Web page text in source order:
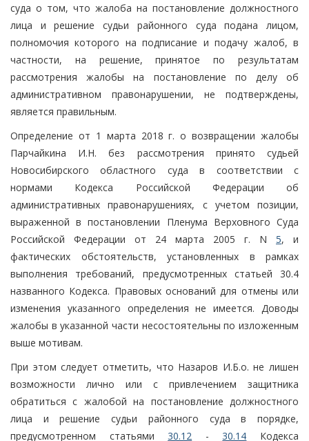
суда о том, что жалоба на постановление должностного
лица и решение судьи районного суда подана лицом,
полномочия которого на подписание и подачу жалоб, в
частности, на решение, принятое по результатам
рассмотрения жалобы на постановление по делу об
административном правонарушении, не подтверждены,
является правильным.
Определение от 1 марта 2018 г. о возвращении жалобы
Парчайкина И.Н. без рассмотрения принято судьей
Новосибирского областного суда в соответствии с
нормами Кодекса Российской Федерации об
административных правонарушениях, с учетом позиции,
выраженной в постановлении Пленума Верховного Суда
Российской Федерации от 24 марта 2005 г. N 5, и
фактических обстоятельств, установленных в рамках
выполнения требований, предусмотренных статьей 30.4
названного Кодекса. Правовых оснований для отмены или
изменения указанного определения не имеется. Доводы
жалобы в указанной части несостоятельны по изложенным
выше мотивам.
При этом следует отметить, что Назаров И.Б.о. не лишен
возможности лично или с привлечением защитника
обратиться с жалобой на постановление должностного
лица и решение судьи районного суда в порядке,
предусмотренном статьями30.12 -30.14 Кодекса